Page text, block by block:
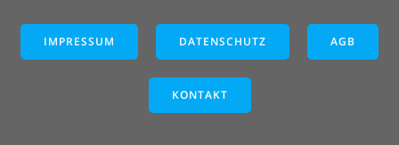
IMPRESSUM DATENSCHUTZ AGB
KONTAKT